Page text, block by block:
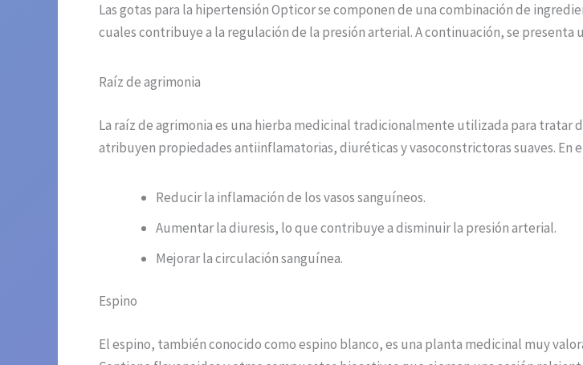
Las gotas para la hipertensión Opticor se componen de una combinación de
cuales contribuye a la regulación de la presión arterial. A continuación, se presenta
Raíz de agrimonia
La raíz de agrimonia es una hierba medicinal tradicionalmente utilizada para tratar
atribuyen propiedades antiinflamatorias, diuréticas y vasoconstrictoras suaves. En
Reducir la inflamación de los vasos sanguíneos.
Aumentar la diuresis, lo que contribuye a disminuir la presión arterial.
Mejorar la circulación sanguínea.
Espino
El espino, también conocido como espino blanco, es una planta medicinal muy